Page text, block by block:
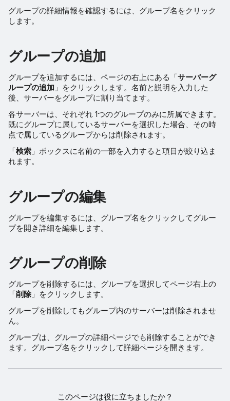
グループの詳細情報を確認するには、グループ名をクリック
します。
グループの追加
グループを追加するには、ページの右上にある「サーバーグ
ループの追加 」をクリックします。名前と説明を入力した
後、サーバーをグループに割り当てます。
各サーバーは、それぞれ 1つのグループのみに所属できます。
既にグループに属しているサーバーを選択した場合、その時
点で属しているグループからは削除されます。
「検索 」ボックスに名前の一部を入力すると項目が絞り込ま
れます。
グループの編集
グループを編集するには、グループ名をクリックしてグルー
プを開き詳細を編集します。
グループの削除
グループを削除するには、グループを選択してページ右上の
「削除 」をクリックします。
グループを削除してもグループ内のサーバーは削除されませ
ん。
グループは、グループの詳細ページでも削除することができ
ます。グループ名をクリックして詳細ページを開きます。
このページは役に立ちましたか？